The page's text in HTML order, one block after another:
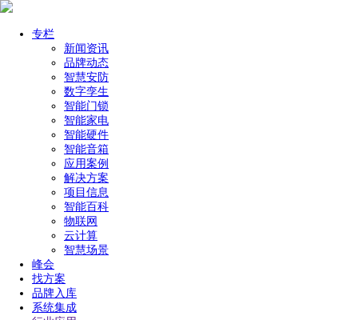
专栏
新闻资讯
品牌动态
智慧安防
数字孪生
智能门锁
智能家电
智能硬件
智能音箱
应用案例
解决方案
项目信息
智能百科
物联网
云计算
智慧场景
峰会
找方案
品牌入库
系统集成